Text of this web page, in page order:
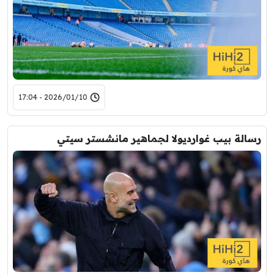
2026/01/10 - 17:04
رسالة بيب غوارديولا لجماهير مانشستر سيتي